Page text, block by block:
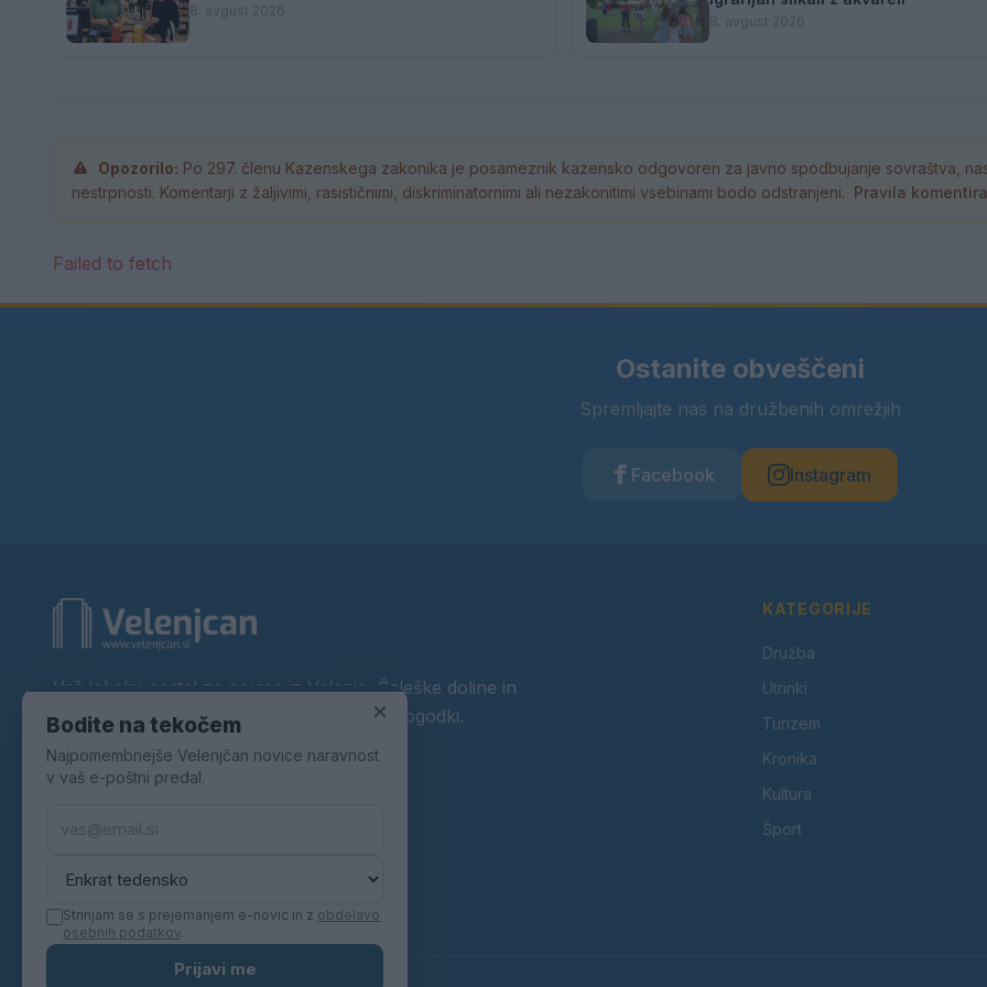
8. avgust 2026
8. avgust 2026
Opozorilo: Po 297. členu Kazenskega zakonika je posameznik kazensko odgovoren za javno spodbujanje sovraštva,
nestrpnosti. Komentarji z žaljivimi, rasističnimi, diskriminatornimi ali nezakonitimi vsebinami bodo odstranjeni. Pravila
Failed to fetch
Ostanite obveščeni
Spremljajte nas na družbenih omrežjih
Facebook Instagram
Vaš lokalni portal za novice iz Velenja, Šaleške doline in
okolice. Aktualne novice, šport, kultura, dogodki.
Povezujemo Velenje.
KATEGORIJE
Družba
Utrinki
Turizem
Kronika
Kultura
Šport
×
Bodite na tekočem
Najpomembnejše Velenjčan novice naravnost
v vaš e-poštni predal.
Strinjam se s prejemanjem e-novic in z obdelavo
osebnih podatkov.
Prijavi me